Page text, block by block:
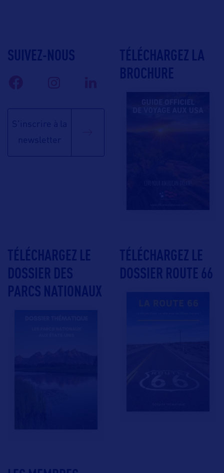
SUIVEZ-NOUS
S'inscrire à la
newsletter
TÉLÉCHARGEZ LA
BROCHURE
TÉLÉCHARGEZ LE
DOSSIER DES
PARCS NATIONAUX
TÉLÉCHARGEZ LE
DOSSIER ROUTE 66